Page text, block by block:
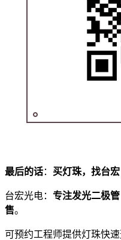
最后的话： 买灯珠，找台
台宏光电： 专注发光二极
售。
可预约工程师提供灯珠快